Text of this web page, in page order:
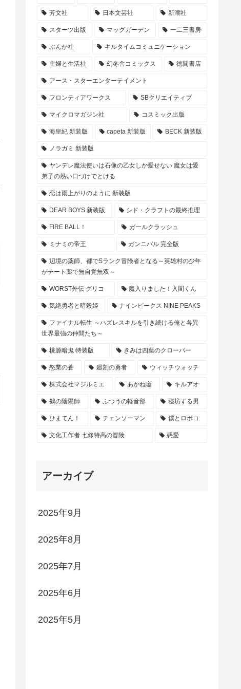
芳文社 日本文芸社 新潮社
スターツ出版 マッグガーデン 一二三書房
ぶんか社 キルタイムコミュニケーション
主婦と生活社 幻冬舎コミックス 徳間書店
アース・スターエンターテイメント
フロンティアワークス SBクリエイティブ
マイクロマガジン社 コスミック出版
海皇紀 新装版 capeta 新装版 BECK 新装版
ノラガミ 新装版
ヤンデレ魔法使いは石像の乙女しか愛せない 魔女は愛
弟子の熱い口づけでとける
恋は雨上がりのように 新装版
DEAR BOYS 新装版 シド・クラフトの最終推理
FIRE BALL！ ガールクラッシュ
ミナミの帝王 ガンニバル 完全版
辺境の薬師、都でSランク冒険者となる～英雄村の少年
がチート薬で無自覚無双～
WORST外伝 グリコ 魔入りました！入間くん
気絶勇者と暗殺姫 ナインピークス NINE PEAKS
ファイナル転生 ～ハズレスキルを引き続ける俺と各異
世界最強の仲間たち～
桃源暗鬼 特装版 きみは四葉のクローバー
怒業の蒼 廻刻の勇者 ウィッチウォッチ
株式会社マジルミエ あかね噺 キルアオ
鵺の陰陽師 ふつうの軽音部 寝坊する男
ひまてん！ チェンソーマン 僕とロボコ
文化工作者 七條特高の冒険 惑愛
アーカイブ
2025年9月
2025年8月
2025年7月
2025年6月
2025年5月